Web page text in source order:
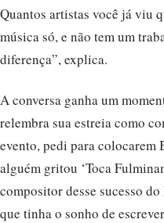
Quantos artistas você já viu
música só, e não tem um
diferença”, explica.
A conversa ganha um
relembra sua estreia como
evento, pedi para colocarem
alguém gritou ‘Toca
compositor desse sucesso
que tinha o sonho de